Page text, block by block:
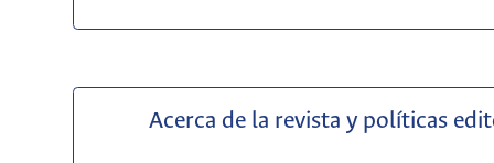
Acerca de la revista y políticas